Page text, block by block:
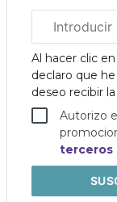
electrónico
corporativo
Al hacer clic en
declaro que
deseo recibir
Autorizo
terceros